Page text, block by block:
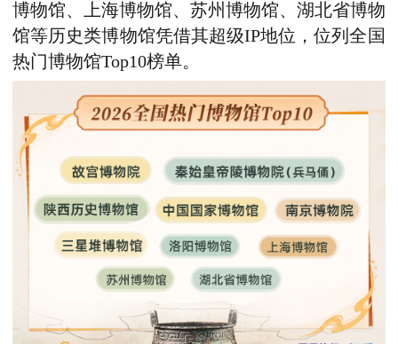
博物馆、上海博物馆、苏州博物馆、湖北省博物
馆等历史类博物馆凭借其超级IP地位，位列 全国
热门博物馆Top10榜单。